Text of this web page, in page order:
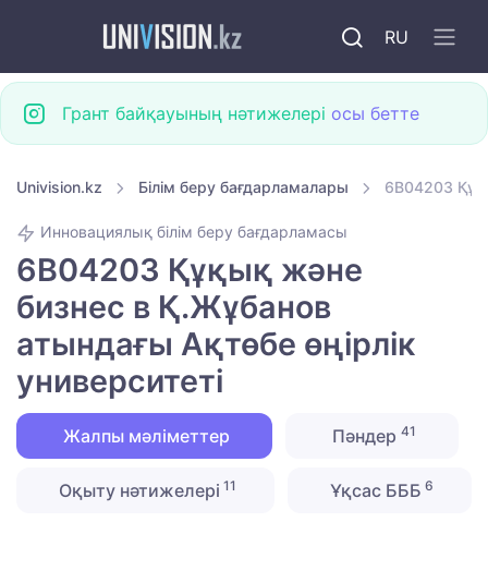
RU
Грант байқауының нәтижелері осы бетте
Univision.kz Білім беру бағдарламалары 6B04203
Инновациялық білім беру бағдарламасы
6B04203 Құқық және
бизнес в Қ.Жұбанов
атындағы Ақтөбе өңірлік
университеті
Жалпы мәліметтер Пәндер 41
Оқыту нәтижелері 11 Ұқсас БББ 6